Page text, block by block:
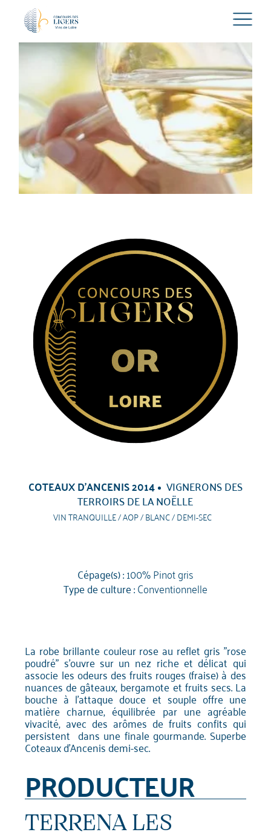
COTEAUX D'ANCENIS 2014 VIGNERONS DES
TERROIRS DE LA NOËLLE
VIN TRANQUILLE / AOP / BLANC / DEMI-SEC
Cépage(s) :100% Pinot gris
Type de culture :Conventionnelle
La robe brillante couleur rose au reflet gris "rose
poudré" s'ouvre sur un nez riche et délicat qui
associe les odeurs des fruits rouges (fraise) à des
nuances de gâteaux, bergamote et fruits secs. La
bouche à l'attaque douce et souple offre une
matière charnue, équilibrée par une agréable
vivacité, avec des arômes de fruits confits qui
persistent dans une finale gourmande. Superbe
Coteaux d'Ancenis demi-sec.
PRODUCTEUR
TERRENA LES